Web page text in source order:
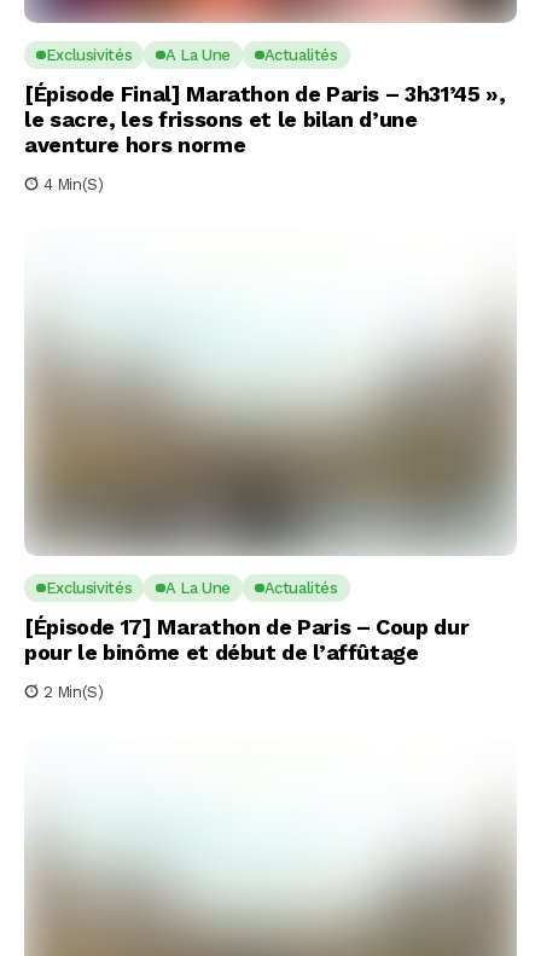
Exclusivités A La Une Actualités
[Épisode Final] Marathon de Paris – 3h31’45 »,
le sacre, les frissons et le bilan d’une
aventure hors norme
4 Min(s)
Exclusivités A La Une Actualités
[Épisode 17] Marathon de Paris – Coup dur
pour le binôme et début de l’affûtage
2 Min(s)